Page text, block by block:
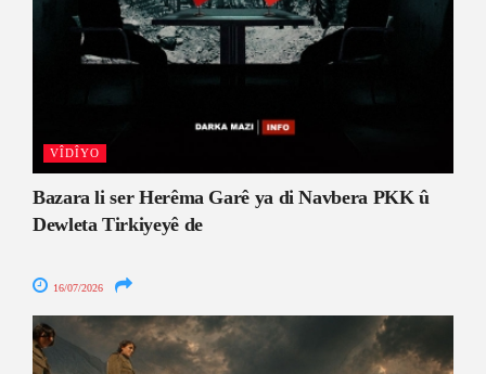
VÎDÎYO
Bazara li ser Herêma Garê ya di Navbera PKK û
Dewleta Tirkiyeyê de
16/07/2026